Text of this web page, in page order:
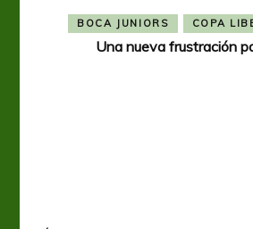
BOCA JUNIORS COPA
Una nueva frustración